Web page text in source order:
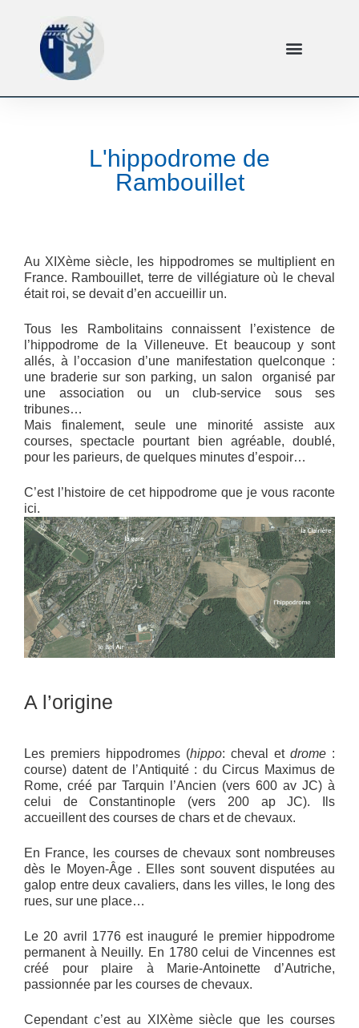
L'hippodrome de
Rambouillet
Au XIXème siècle, les hippodromes se multiplient en
France. Rambouillet, terre de villégiature où le cheval
était roi, se devait d’en accueillir un.
Tous les Rambolitains connaissent l’existence de
l’hippodrome de la Villeneuve. Et beaucoup y sont
allés, à l’occasion d’une manifestation quelconque :
une braderie sur son parking, un salon organisé par
une association ou un club-service sous ses
tribunes…
Mais finalement, seule une minorité assiste aux
courses, spectacle pourtant bien agréable, doublé,
pour les parieurs, de quelques minutes d’espoir…
C’est l’histoire de cet hippodrome que je vous raconte
ici.
A l’origine
Les premiers hippodromes (hippo: cheval et drome :
course) datent de l’Antiquité : du Circus Maximus de
Rome, créé par Tarquin l’Ancien (vers 600 av JC) à
celui de Constantinople (vers 200 ap JC). Ils
accueillent des courses de chars et de chevaux.
En France, les courses de chevaux sont nombreuses
dès le Moyen-Âge . Elles sont souvent disputées au
galop entre deux cavaliers, dans les villes, le long des
rues, sur une place…
Le 20 avril 1776 est inauguré le premier hippodrome
permanent à Neuilly. En 1780 celui de Vincennes est
créé pour plaire à Marie-Antoinette d’Autriche,
passionnée par les courses de chevaux.
Cependant c’est au XIXème siècle que les courses